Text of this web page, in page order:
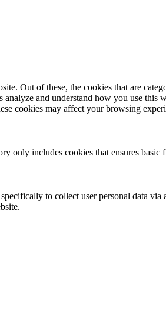
Out of these, the cookies that are
and understand how you use
cookies may affect your browsing
only includes cookies that ensures
to collect user personal data via